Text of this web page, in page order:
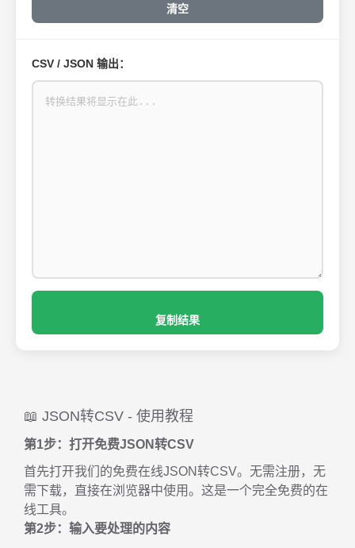
清空
CSV / JSON 输出：
复制结果
📖 JSON转CSV - 使用教程
第1步：打开免费JSON转CSV
首先打开我们的免费在线JSON转CSV。无需注册，无
需下载，直接在浏览器中使用。这是一个完全免费的在
线工具。
第2步：输入要处理的内容